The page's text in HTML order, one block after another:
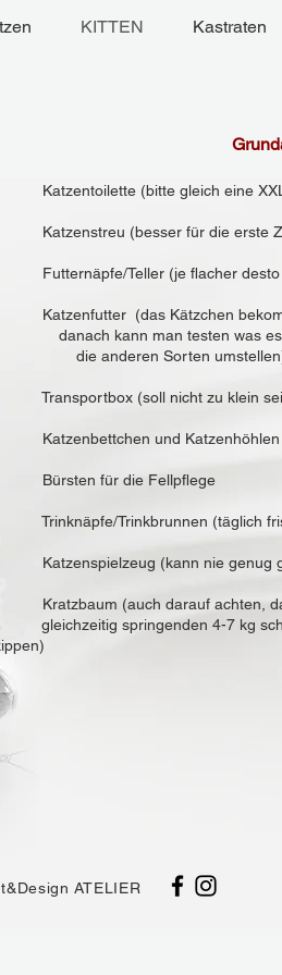
KITTEN Kastraten
Katzentoilette (bitte gleich eine XXL
Katzenstreu (besser für die erste
Futternäpfe/Teller (je flacher desto
Katzenfutter (das Kätzchen
danach kann man testen was
die anderen Sorten
Transportbox (soll nicht zu klein
Katzenbettchen und Katzenhöhlen
Bürsten für die Fellpflege
Trinknäpfe/Trinkbrunnen (täglich
Katzenspielzeug (kann nie genug
Kratzbaum (auch darauf achten,
gleichzeitig springenden 4-7 kg
ATELIER